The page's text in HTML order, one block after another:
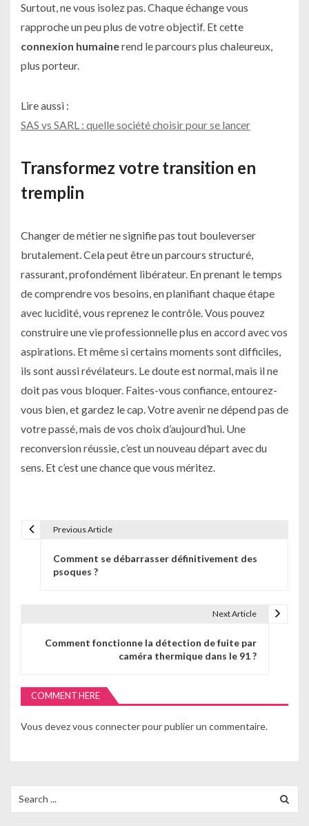
Surtout, ne vous isolez pas. Chaque échange vous
rapproche un peu plus de votre objectif. Et cette
connexion humainerend le parcours plus chaleureux,
plus porteur.
Lire aussi :
SAS vs SARL : quelle société choisir pour se lancer
Transformez votre transition en
tremplin
Changer de métier ne signifie pas tout bouleverser
brutalement. Cela peut être un parcours structuré,
rassurant, profondément libérateur. En prenant le temps
de comprendre vos besoins, en planifiant chaque étape
avec lucidité, vous reprenez le contrôle. Vous pouvez
construire une vie professionnelle plus en accord avec vos
aspirations. Et même si certains moments sont difficiles,
ils sont aussi révélateurs. Le doute est normal, mais il ne
doit pas vous bloquer. Faites-vous confiance, entourez-
vous bien, et gardez le cap. Votre avenir ne dépend pas de
votre passé, mais de vos choix d’aujourd’hui. Une
reconversion réussie, c’est un nouveau départ avec du
sens. Et c’est une chance que vous méritez.
t
d
e
Previous Article
Comment se débarrasser définitivement des
psoques ?
Next Article
Comment fonctionne la détection de fuite par
caméra thermique dans le 91 ?
COMMENT HERE
Vous devezvous connecterpour publier un commentaire.
for: